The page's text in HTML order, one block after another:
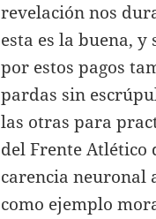
revelación nos
esta es la buena,
por estos pagos
pardas sin
las otras para
del Frente Atlético
carencia neuronal
como ejemplo